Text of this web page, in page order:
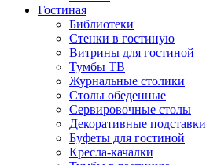
Гостиная
Библиотеки
Стенки в гостиную
Витрины для гостиной
Тумбы ТВ
Журнальные столики
Столы обеденные
Сервировочные столы
Декоративные подставки
Буфеты для гостиной
Кресла-качалки